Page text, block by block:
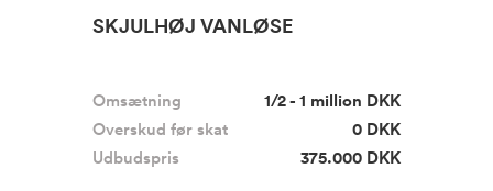
SKJULHØJ VANLØSE
Omsætning
1/2 - 1 million DKK
Overskud før skat
0 DKK
Udbudspris
375.000 DKK